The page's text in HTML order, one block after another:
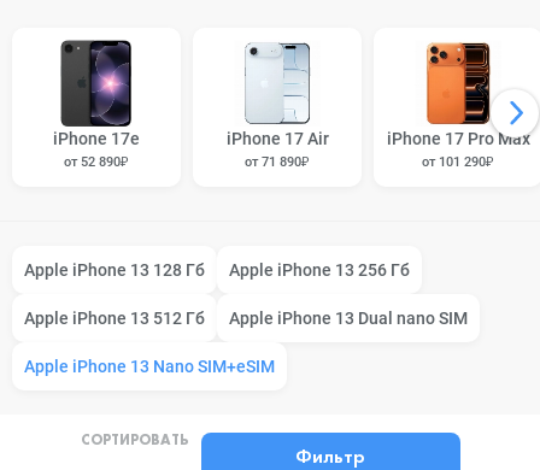
iPhone 17e
от 52 890₽
iPhone 17 Air
от 71 890₽
iPhone 17 Pro Max
от 101 290₽
Apple iPhone 13 128 Гб Apple iPhone 13 256 Гб
Apple iPhone 13 512 Гб Apple iPhone 13 Dual nano SIM
Apple iPhone 13 Nano SIM+eSIM
СОРТИРОВАТЬ
Фильтр